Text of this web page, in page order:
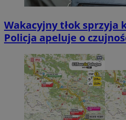
Wakacyjny tłok sprzyja
Policja apeluje o